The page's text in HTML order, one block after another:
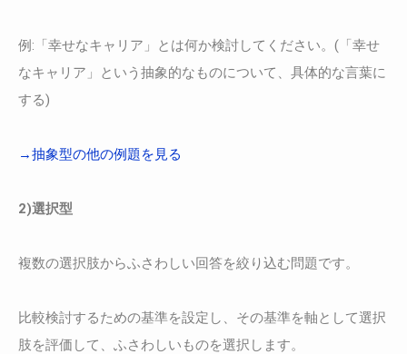
例:「幸せなキャリア」とは何か検討してください。(「幸せ
なキャリア」という抽象的なものについて、具体的な言葉に
する)
→抽象型の他の例題を見る
2)選択型
複数の選択肢からふさわしい回答を絞り込む問題です。
比較検討するための基準を設定し、その基準を軸として選択
肢を評価して、ふさわしいものを選択します。